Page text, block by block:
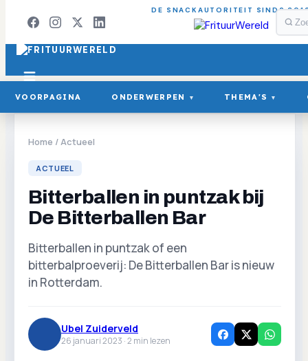
DE SNACKAUTORITEIT SINDS
VOORPAGINA ONDERWERPEN ▾ THEMA'S ▾
Home /Actueel
ACTUEEL
Bitterballen in puntzak bij
De Bitterballen Bar
Bitterballen in puntzak of een
bitterbalproeverij: De Bitterballen Bar is nieuw
in Rotterdam.
Ubel Zuiderveld
26 januari 2023 ·2 min lezen